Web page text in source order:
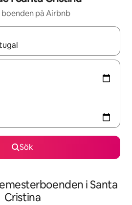
på Airbnb
kan du navigera med upp- och
Sök
i Santa
Cristina